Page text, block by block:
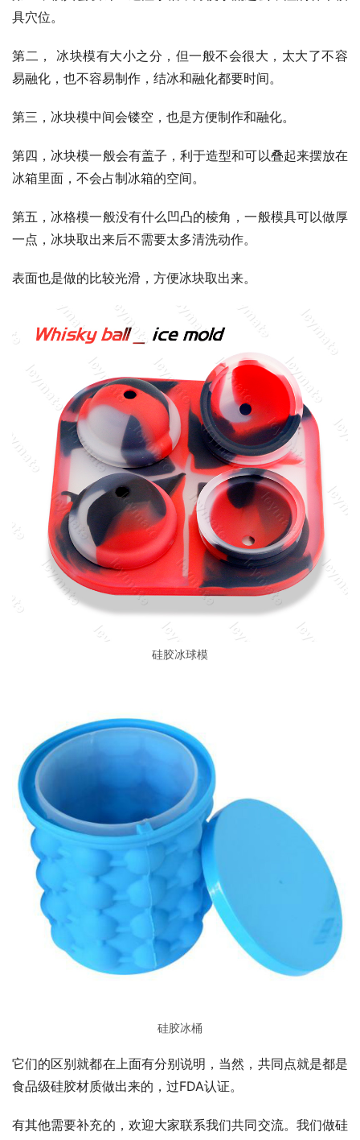
具穴位。
第二， 冰块模有大小之分，但一般不会很大，太大了不容
易融化，也不容易制作，结冰和融化都要时间。
第三，冰块模中间会镂空，也是方便制作和融化。
第四，冰块模一般会有盖子，利于造型和可以叠起来摆放在
冰箱里面，不会占制冰箱的空间。
第五，冰格模一般没有什么凹凸的棱角，一般模具可以做厚
一点，冰块取出来后不需要太多清洗动作。
表面也是做的比较光滑，方便冰块取出来。
硅胶冰球模
硅胶冰桶
它们的区别就都在上面有分别说明，当然，共同点就是都是
食品级硅胶材质做出来的，过FDA认证。
有其他需要补充的，欢迎大家联系我们共同交流。我们做硅